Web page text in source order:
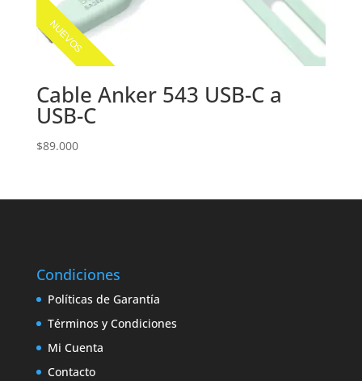
NUEVOS
Cable Anker 543 USB-C a
USB-C
$89.000
Condiciones
Políticas de Garantía
Términos y Condiciones
Mi Cuenta
Contacto